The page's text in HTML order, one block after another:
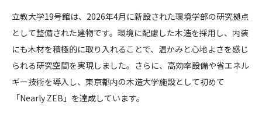
CONTACT
立教大学19号館は、2026年4月に新設された環境学部の研究拠点
として整備された建物です。環境に配慮した木造を採用し、内装
にも木材を積極的に取り入れることで、温かみと心地よさを感じ
られる研究空間を実現しました。さらに、高効率設備や省エネル
ギー技術を導入し、東京都内の木造大学施設として初めて
「Nearly ZEB」を達成しています。